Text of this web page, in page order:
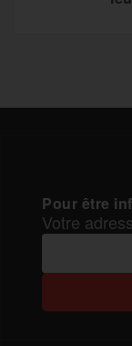
Pour être
Votre